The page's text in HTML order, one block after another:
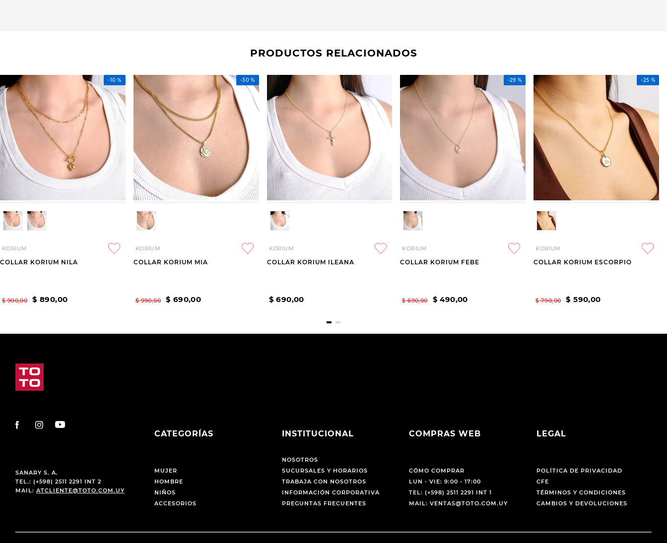
PRODUCTOS RELACIONADOS
-10 %
KORIUM
COLLAR KORIUM NILA
$ 990,00 $ 890,00
-30 %
KORIUM
COLLAR KORIUM MIA
$ 990,00 $ 690,00
KORIUM
COLLAR KORIUM ILEANA
$ 690,00
-29 %
KORIUM
COLLAR KORIUM FEBE
$ 690,00 $ 490,00
-25 %
KORIUM
COLLAR KORIUM ESCORPIO
$ 790,00 $ 590,00
SANARY S. A.
TEL.: (+598) 2511 2291 INT 2
MAIL: ATCLIENTE@TOTO.COM.UY
CATEGORÍAS
MUJER
HOMBRE
NIÑOS
ACCESORIOS
INSTITUCIONAL
NOSOTROS
SUCURSALES Y HORARIOS
TRABAJA CON NOSOTROS
INFORMACIÓN CORPORATIVA
PREGUNTAS FRECUENTES
COMPRAS WEB
CÓMO COMPRAR
LUN - VIE: 9:00 - 17:00
TEL: (+598) 2511 2291 INT 1
MAIL: VENTAS@TOTO.COM.UY
LEGAL
POLÍTICA DE PRIVACIDAD
CFE
TÉRMINOS Y CONDICIONES
CAMBIOS Y DEVOLUCIONES